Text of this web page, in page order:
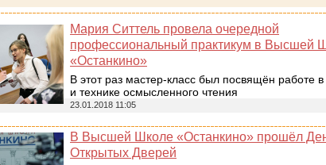
Мария Ситтель провела очередной
профессиональный практикум в Высшей
«Останкино»
В этот раз мастер-класс был посвящён работе
и технике осмысленного чтения
23.01.2018 11:05
В Высшей Школе «Останкино» прошёл
Открытых Дверей